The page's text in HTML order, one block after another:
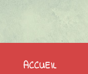
ACCUEIL